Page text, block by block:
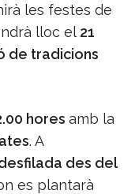
les festes de
lloc el 21
de tradicions
hores amb la
. A
des del
es plantarà